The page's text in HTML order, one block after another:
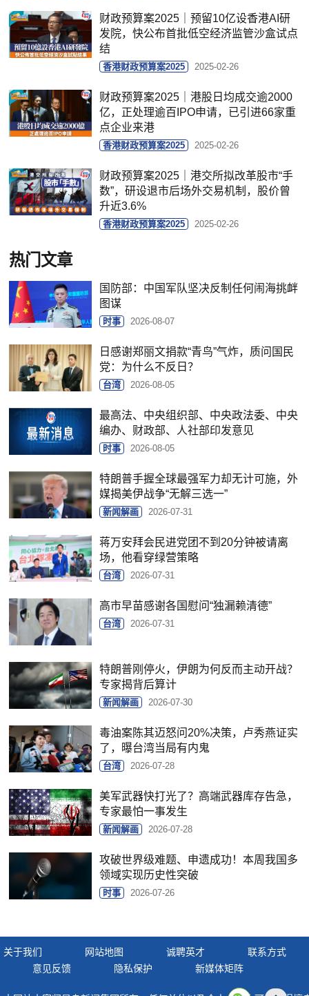
财政预算案2025｜预留10亿设香港AI研
发院，快公布首批低空经济监管沙盒试点
结
香港财政预算案2025 2025-02-26
财政预算案2025｜港股日均成交逾2000
亿，正处理逾百IPO申请，已引进66家重
点企业来港
香港财政预算案2025 2025-02-26
财政预算案2025｜港交所拟改革股市“手
数”，研设退市后场外交易机制，股价曾
升近3.6%
香港财政预算案2025 2025-02-26
热门文章
国防部：中国军队坚决反制任何闹海挑衅
图谋
时事 2026-08-07
日感谢郑丽文捐款“青鸟”气炸，质问国民
党：为什么不反日？
台湾 2026-08-05
最高法、中央组织部、中央政法委、中央
编办、财政部、人社部印发意见
时事 2026-08-05
特朗普手握全球最强军力却无计可施，外
媒揭美伊战争“无解三选一”
新闻解画 2026-07-31
蒋万安拜会民进党团不到20分钟被请离
场，他看穿绿营策略
台湾 2026-07-31
高市早苗感谢各国慰问“独漏赖清德”
台湾 2026-07-31
特朗普刚停火，伊朗为何反而主动开战？
专家揭背后算计
新闻解画 2026-07-30
毒油案陈其迈怒问20%决策，卢秀燕证实
了，曝台湾当局有内鬼
台湾 2026-07-28
美军武器快打光了？高端武器库存告急，
专家最怕一事发生
新闻解画 2026-07-28
攻破世界级难题、申遗成功！本周我国多
领域实现历史性突破
时事 2026-07-26
关于我们 网站地图 诚聘英才
联系方式
意见反馈
隐私保护 新媒体矩阵